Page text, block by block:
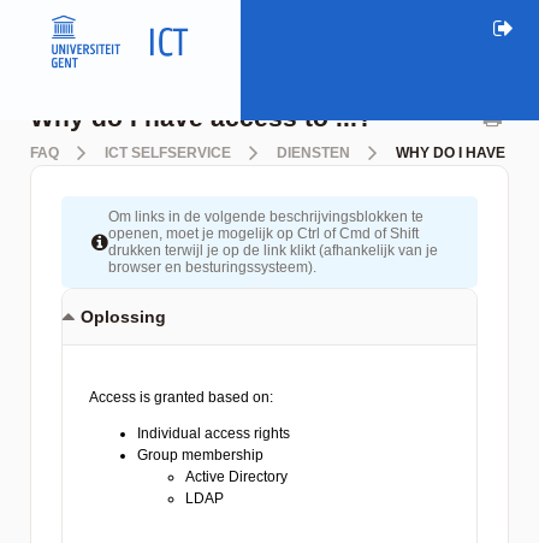
Why do I have access to ...?
FAQ ICT SELFSERVICE DIENSTEN WHY DO I HAVE
Om links in de volgende beschrijvingsblokken te
openen, moet je mogelijk op Ctrl of Cmd of Shift
drukken terwijl je op de link klikt (afhankelijk van je
browser en besturingssysteem).
Oplossing